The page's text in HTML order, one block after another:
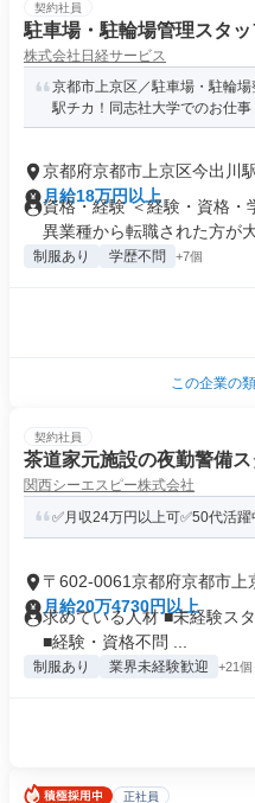
契約社員
駐車場・駐輪場管理スタ
株式会社日経サービス
京都市上京区／駐車場・駐輪
駅チカ！同志社大学でのお仕事
京都府京都市上京区今出川
月給18万円以上
資格・経験 ＜経験・資格・
異業種から転職された方が大
制服あり 学歴不問 +7個
この企業の
契約社員
茶道家元施設の夜勤警備ス
関西シーエスピー株式会社
✅月収24万円以上可✅50代活
〒602-0061京都府京都市上
月給20万4730円以上
求めている人材 ■未経験ス
■経験・資格不問 ...
制服あり 業界未経験歓迎 +21個
正社員